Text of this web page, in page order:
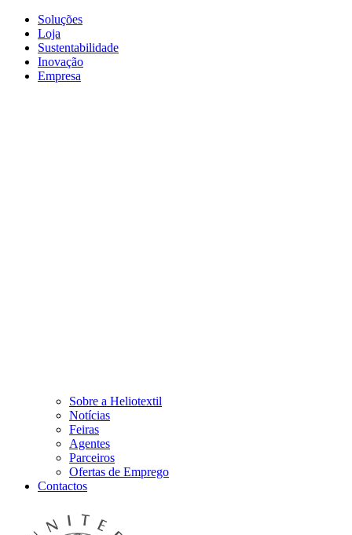
Soluções
Loja
Sustentabilidade
Inovação
Empresa
Sobre a Heliotextil
Notícias
Feiras
Agentes
Parceiros
Ofertas de Emprego
Contactos